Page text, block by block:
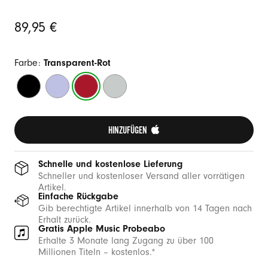
Ursprünglicher
Preis
89,95 €
Farbe: Transparent-Rot
MattschwarzPolarviolettTransparent-
Rot
Sturmgrau
HINZUFÜGEN
Schnelle und kostenlose Lieferung
Schneller und kostenloser Versand aller vorrätigen
Artikel.
Einfache Rückgabe
Gib berechtigte Artikel innerhalb von 14 Tagen nach
Erhalt zurück.
Gratis Apple Music Probeabo
Erhalte 3 Monate lang Zugang zu über 100
Millionen Titeln – kostenlos.*